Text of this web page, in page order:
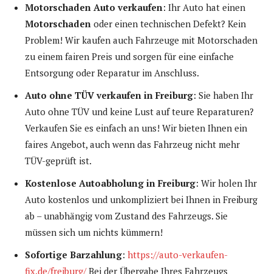
Motorschaden Auto verkaufen: Ihr Auto hat einen
Motorschaden oder einen technischen Defekt? Kein
Problem! Wir kaufen auch Fahrzeuge mit Motorschaden
zu einem fairen Preis und sorgen für eine einfache
Entsorgung oder Reparatur im Anschluss.
Auto ohne TÜV verkaufen in Freiburg: Sie haben Ihr
Auto ohne TÜV und keine Lust auf teure Reparaturen?
Verkaufen Sie es einfach an uns! Wir bieten Ihnen ein
faires Angebot, auch wenn das Fahrzeug nicht mehr
TÜV-geprüft ist.
Kostenlose Autoabholung in Freiburg: Wir holen Ihr
Auto kostenlos und unkompliziert bei Ihnen in Freiburg
ab – unabhängig vom Zustand des Fahrzeugs. Sie
müssen sich um nichts kümmern!
Sofortige Barzahlung: https://auto-verkaufen-
fix.de/freiburg/Bei der Übergabe Ihres Fahrzeugs